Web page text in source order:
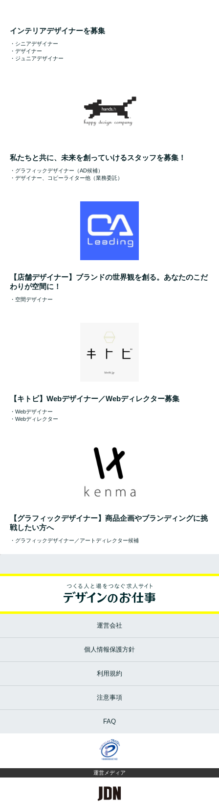
インテリアデザイナーを募集
・シニアデザイナー
・デザイナー
・ジュニアデザイナー
私たちと共に、未来を創っていけるスタッフを募集！
・グラフィックデザイナー（AD候補）
・デザイナー、コピーライター他（業務委託）
【店舗デザイナー】ブランドの世界観を創る。あなたのこだ
わりが空間に！
・空間デザイナー
【キトビ】Webデザイナー／Webディレクター募集
・Webデザイナー
・Webディレクター
【グラフィックデザイナー】商品企画やブランディングに挑
戦したい方へ
・グラフィックデザイナー／アートディレクター候補
運営会社
個人情報保護方針
利用規約
注意事項
FAQ
運営メディア